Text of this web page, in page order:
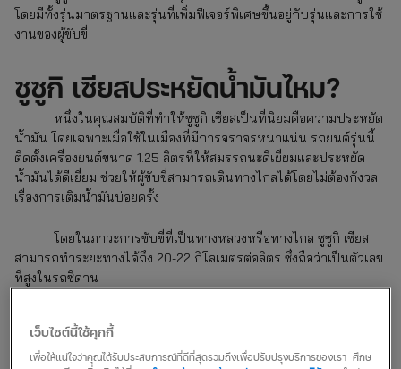
โดยมีทั้งรุ่นมาตรฐานและรุ่นที่เพิ่มฟีเจอร์พิเศษขึ้นอยู่กับรุ่นและการใช้
งานของผู้ขับขี่
ซูซูกิ เซียสประหยัดน้ำมันไหม?
หนึ่งในคุณสมบัติที่ทำให้ซูซูกิ เซียสเป็นที่นิยมคือความประหยัด
น้ำมัน โดยเฉพาะเมื่อใช้ในเมืองที่มีการจราจรหนาแน่น รถยนต์รุ่นนี้
ติดตั้งเครื่องยนต์ขนาด 1.25 ลิตรที่ให้สมรรถนะดีเยี่ยมและประหยัด
น้ำมันได้ดีเยี่ยม ช่วยให้ผู้ขับขี่สามารถเดินทางไกลได้โดยไม่ต้องกังวล
เรื่องการเติมน้ำมันบ่อยครั้ง
โดยในภาวะการขับขี่ที่เป็นทางหลวงหรือทางไกล ซูซูกิ เซียส
สามารถทำระยะทางได้ถึง 20-22 กิโลเมตรต่อลิตร ซึ่งถือว่าเป็นตัวเลข
ที่สูงในรถซีดาน
ทำไมต้องเลือก ซูซูกิ เซียส
ราคาคุ้มค่าโดยยังคงให้ฟีเจอร์ที่ตอบโจทย์การใช้งานในชีวิตประจำ
เว็บไซต์นี้ใช้คุกกี้
เพื่อให้แน่ใจว่าคุณได้รับประสบการณ์ที่ดีที่สุดรวมถึงเพื่อปรับปรุงบริการของเรา ศึกษ